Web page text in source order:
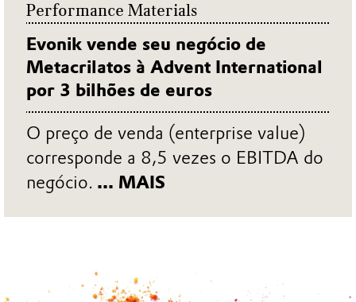
Performance Materials
Evonik vende seu negócio de
Metacrilatos à Advent International
por 3 bilhões de euros
O preço de venda (enterprise value)
corresponde a 8,5 vezes o EBITDA do
negócio. ... MAIS